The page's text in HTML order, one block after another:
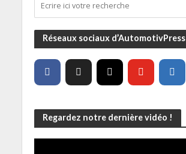
Réseaux sociaux d’AutomotivPress
Regardez notre dernière vidéo !